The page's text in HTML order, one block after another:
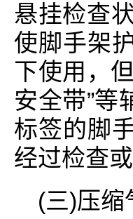
悬挂检查
使脚手架
下使用，
安全带”等
标签的脚
经过检查
(三)压缩